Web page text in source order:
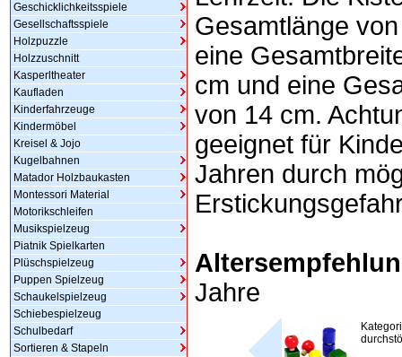
Geschicklichkeitsspiele
Gesellschaftsspiele
Holzpuzzle
Holzzuschnitt
Kasperltheater
Kaufladen
Kinderfahrzeuge
Kindermöbel
Kreisel & Jojo
Kugelbahnen
Matador Holzbaukasten
Montessori Material
Motorikschleifen
Musikspielzeug
Piatnik Spielkarten
Plüschspielzeug
Puppen Spielzeug
Schaukelspielzeug
Schiebespielzeug
Schulbedarf
Sortieren & Stapeln
Gesamtlänge
eine
cm und eine
von 14 cm.
geeignet für
Jahren durch
Jahre